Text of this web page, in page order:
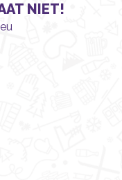
NIET!